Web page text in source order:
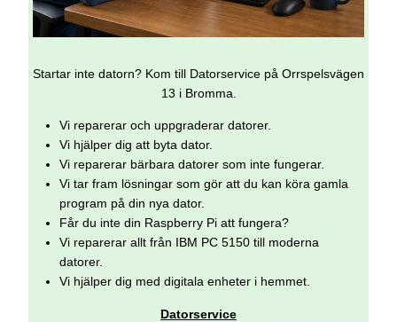
Startar inte datorn? Kom till Datorservice på Orrspelsvägen
13 i Bromma.
Vi reparerar och uppgraderar datorer.
Vi hjälper dig att byta dator.
Vi reparerar bärbara datorer som inte fungerar.
Vi tar fram lösningar som gör att du kan köra gamla
program på din nya dator.
Får du inte din Raspberry Pi att fungera?
Vi reparerar allt från IBM PC 5150 till moderna
datorer.
Vi hjälper dig med digitala enheter i hemmet.
Datorservice